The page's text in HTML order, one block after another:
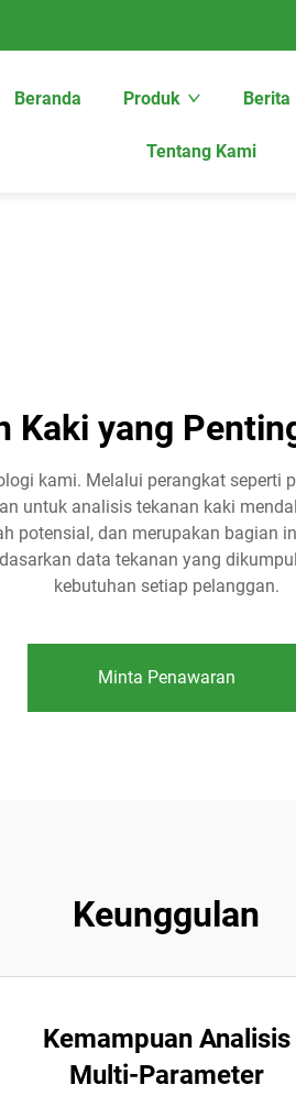
Beranda Produk Berita
Tentang Kami
Kaki yang
kami. Melalui perangkat seperti
untuk analisis tekanan kaki
potensial, dan merupakan
data tekanan yang
kebutuhan setiap pelanggan.
Minta Penawaran
Keunggulan
Kemampuan Analisis
Multi-Parameter